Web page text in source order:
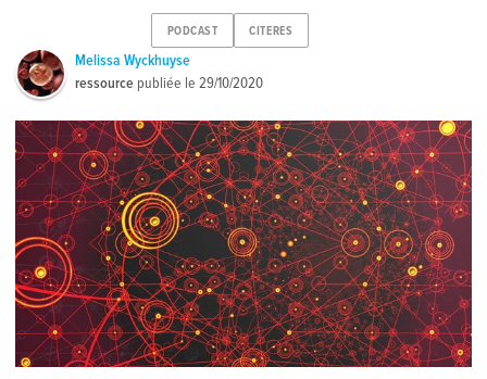
PODCAST CITERES
Melissa Wyckhuyse
ressource publiée le29/10/2020